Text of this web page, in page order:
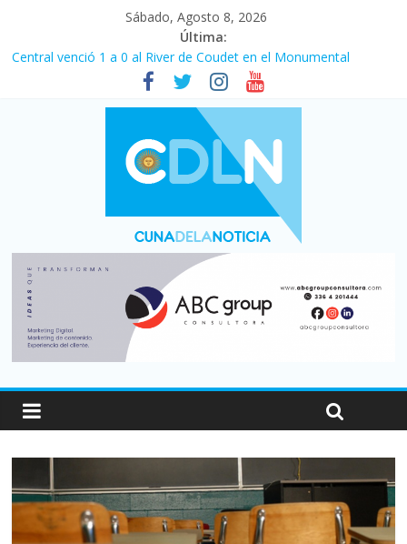
Sábado, Agosto 8, 2026
Última:
Central venció 1 a 0 al River de Coudet en el Monumental
La morosidad alcanzó su nivel más alto en dos décadas y ya
afecta a 400 mil deudores en Santa Fe
Desde que asumió Milei cerraron 41.000 kioscos: el sector
denuncia crisis como en 2001
Vacaciones de invierno con más movimiento y consumo
turístico: 4,6 millones de personas viajaron por el país, un 5,9%
Fuerte caída de la venta de autos usados en julio: bajó un 12,6%